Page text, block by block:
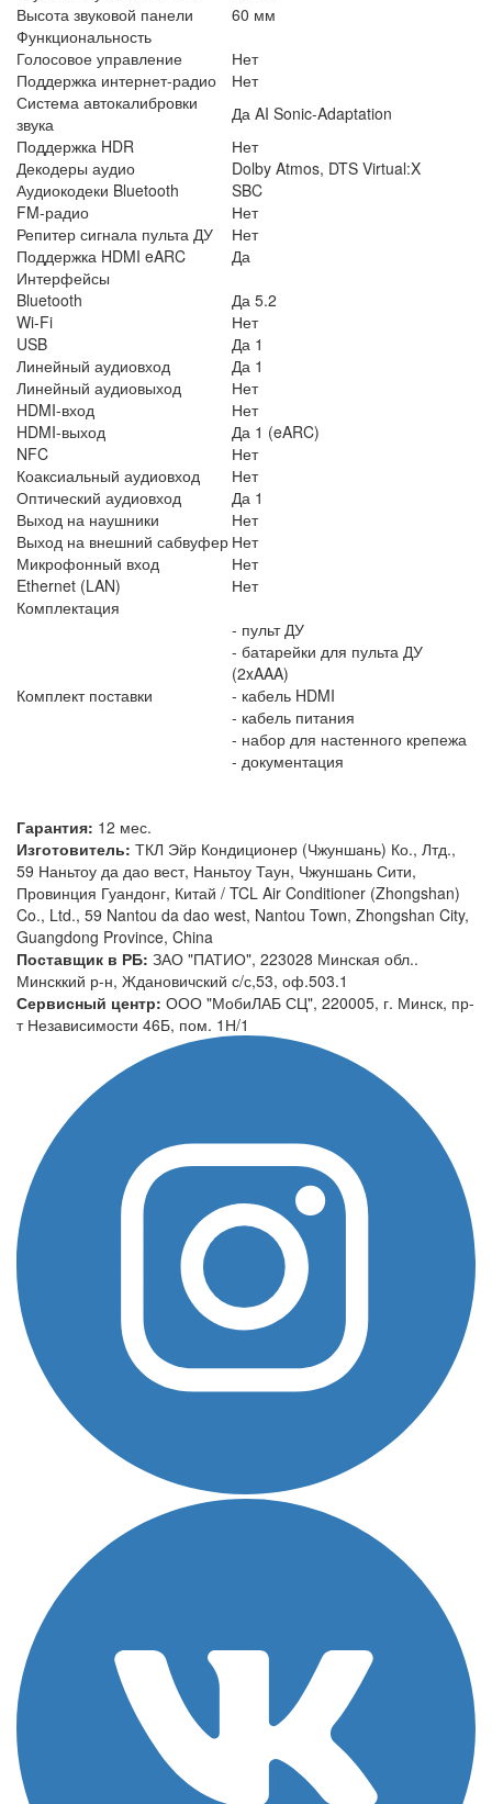
Высота звуковой панели
60 мм
Функциональность
Голосовое управление
Нет
Поддержка интернет-радио
Нет
Система автокалибровки
звука
Да AI Sonic-Adaptation
Поддержка HDR
Нет
Декодеры аудио
Dolby Atmos, DTS Virtual:X
Аудиокодеки Bluetooth
SBC
FM-радио
Нет
Репитер сигнала пульта ДУ
Нет
Поддержка HDMI eARC
Да
Интерфейсы
Bluetooth
Да 5.2
Wi-Fi
Нет
USB
Да 1
Линейный аудиовход
Да 1
Линейный аудиовыход
Нет
HDMI-вход
Нет
HDMI-выход
Да 1 (eARC)
NFC
Нет
Коаксиальный аудиовход
Нет
Оптический аудиовход
Да 1
Выход на наушники
Нет
Выход на внешний сабвуфер Нет
Микрофонный вход
Нет
Ethernet (LAN)
Нет
Комплектация
Комплект поставки
- пульт ДУ
- батарейки для пульта ДУ
(2xAAA)
- кабель HDMI
- кабель питания
- набор для настенного крепежа
- документация
Гарантия: 12 мес.
Изготовитель: ТКЛ Эйр Кондиционер (Чжуншань) Ко., Лтд.,
59 Наньтоу да дао вест, Наньтоу Таун, Чжуншань Сити,
Провинция Гуандонг, Китай / TCL Air Conditioner (Zhongshan)
Co., Ltd., 59 Nantou da dao west, Nantou Town, Zhongshan City,
Guangdong Province, China
Поставщик в РБ: ЗАО "ПАТИО", 223028 Минская обл..
Минсккий р-н, Ждановичский с/с,53, оф.503.1
Сервисный центр: ООО "МобиЛАБ СЦ", 220005, г. Минск, пр-
т Независимости 46Б, пом. 1Н/1